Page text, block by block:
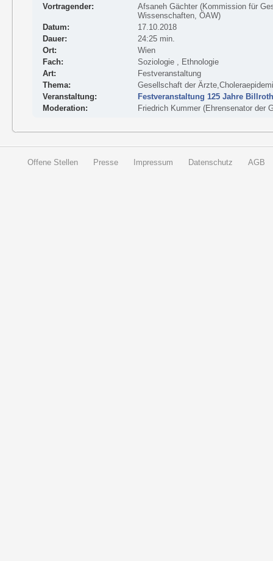
Vortragender:
Afsaneh Gächter (Kommission für
Wissenschaften, ÖAW)
Datum:
17.10.2018
Dauer:
24:25 min.
Ort:
Wien
Fach:
Soziologie , Ethnologie
Art:
Festveranstaltung
Thema:
Gesellschaft der
Veranstaltung:
Festveranstaltung 125 Jahre
Moderation:
Friedrich Kummer (Ehrensenator der
Offene Stellen Presse Impressum Datenschutz AGB